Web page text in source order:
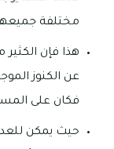
مختلفة
هذا فإن الكثير
عن الكنوز
فكان على
حيث يمكن